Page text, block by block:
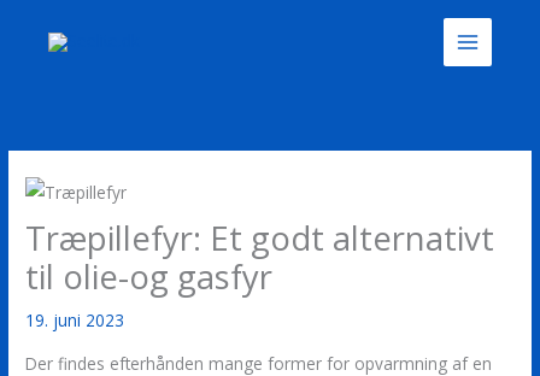
Træpillefyr: Et godt alternativt
til olie-og gasfyr
19. juni 2023
Der findes efterhånden mange former for opvarmning af en